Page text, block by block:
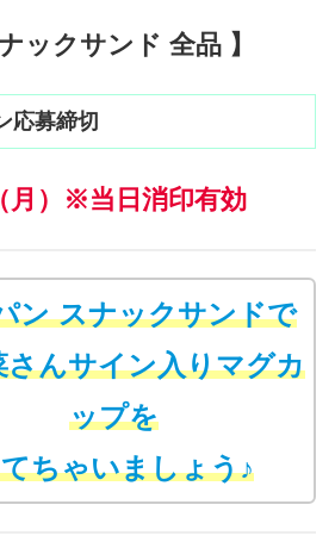
ックサンド 全品 】
応募締切
月）※当日消印有効
ン スナックサンドで
さんサイン入りマグカ
ップを
ちゃいましょう♪